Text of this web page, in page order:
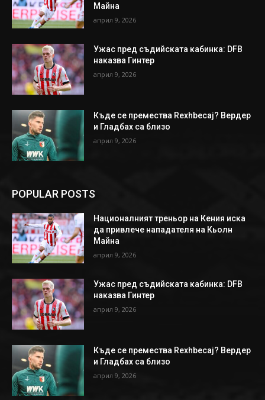
Майна
април 9, 2026
Ужас пред съдийската кабинка: DFB
наказва Гинтер
април 9, 2026
Къде се премества Rexhbecaj? Вердер
и Гладбах са близо
април 9, 2026
POPULAR POSTS
Националният треньор на Кения иска
да привлече нападателя на Кьолн
Майна
април 9, 2026
Ужас пред съдийската кабинка: DFB
наказва Гинтер
април 9, 2026
Къде се премества Rexhbecaj? Вердер
и Гладбах са близо
април 9, 2026